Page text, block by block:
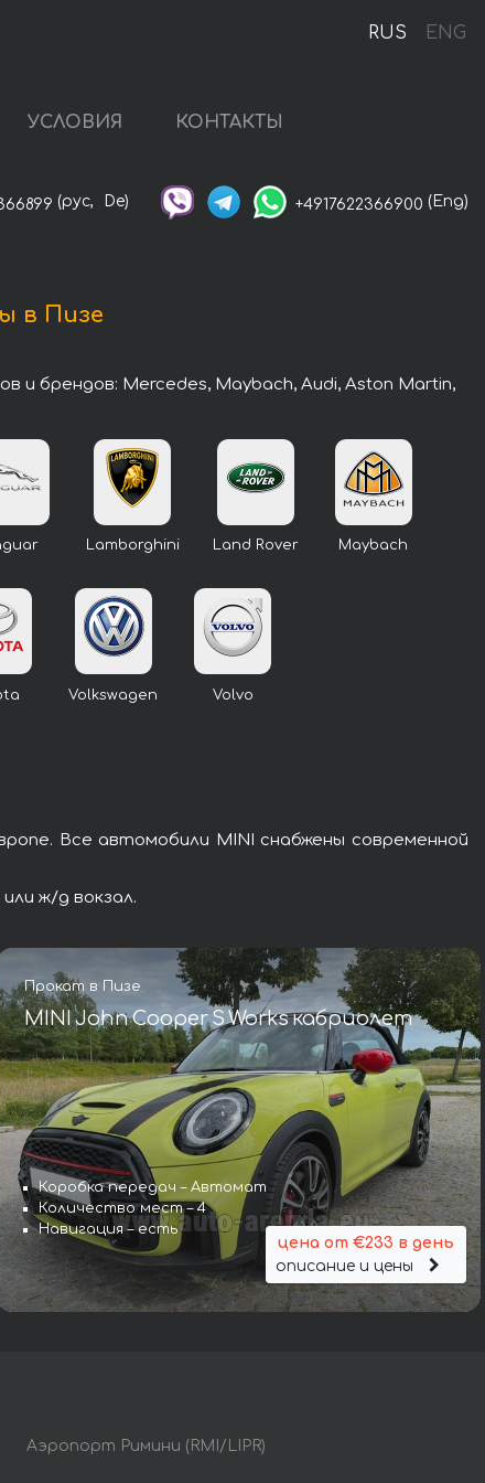
RUS ENG
УСЛОВИЯ КОНТАКТЫ
(рус, De) +4917622366900 (Eng)
в Пизе
брендов: Mercedes, Maybach, Audi, Aston Martin,
Lamborghini Land Rover Maybach
Volkswagen Volvo
Все автомобили MINI снабжены современной
ж/д вокзал.
Прокат в Пизе
MINI John Cooper S Works кабриолет
Коробка передач – Автомат
Количество мест – 4
Навигация – есть
цена от €233 в день
описание и цены
Аэропорт Римини (RMI/LIPR)